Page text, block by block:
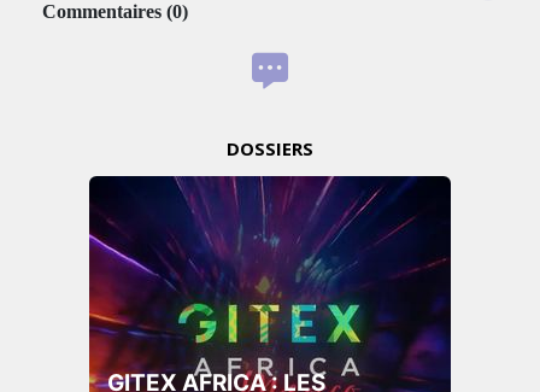
Commentaires (0)
DOSSIERS